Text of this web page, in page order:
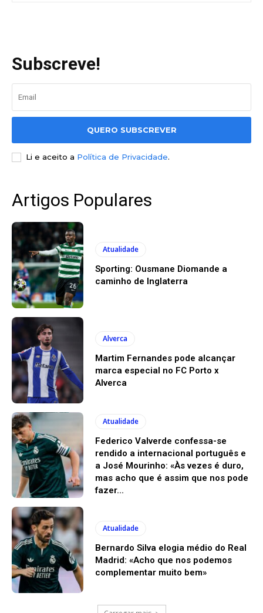
Subscreve!
QUERO SUBSCREVER
Li e aceito a Política de Privacidade.
Artigos Populares
Atualidade
Sporting: Ousmane Diomande a
caminho de Inglaterra
Alverca
Martim Fernandes pode alcançar
marca especial no FC Porto x
Alverca
Atualidade
Federico Valverde confessa-se
rendido a internacional português e
a José Mourinho: «Às vezes é duro,
mas acho que é assim que nos pode
fazer...
Atualidade
Bernardo Silva elogia médio do Real
Madrid: «Acho que nos podemos
complementar muito bem»